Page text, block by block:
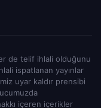
de telif ihlali olduğunu
ispatlanan yayınlar
uyar kaldır prensibi
içeren içerikler